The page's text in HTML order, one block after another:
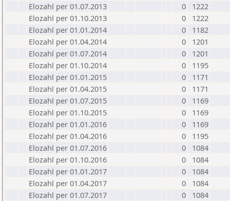
Elozahl per 01.07.2013
0
1222
Elozahl per 01.10.2013
0
1222
Elozahl per 01.01.2014
0
1182
Elozahl per 01.04.2014
0
1201
Elozahl per 01.07.2014
0
1201
Elozahl per 01.10.2014
0
1195
Elozahl per 01.01.2015
0
1171
Elozahl per 01.04.2015
0
1171
Elozahl per 01.07.2015
0
1169
Elozahl per 01.10.2015
0
1169
Elozahl per 01.01.2016
0
1169
Elozahl per 01.04.2016
0
1195
Elozahl per 01.07.2016
0
1084
Elozahl per 01.10.2016
0
1084
Elozahl per 01.01.2017
0
1084
Elozahl per 01.04.2017
0
1084
Elozahl per 01.07.2017
0
1084